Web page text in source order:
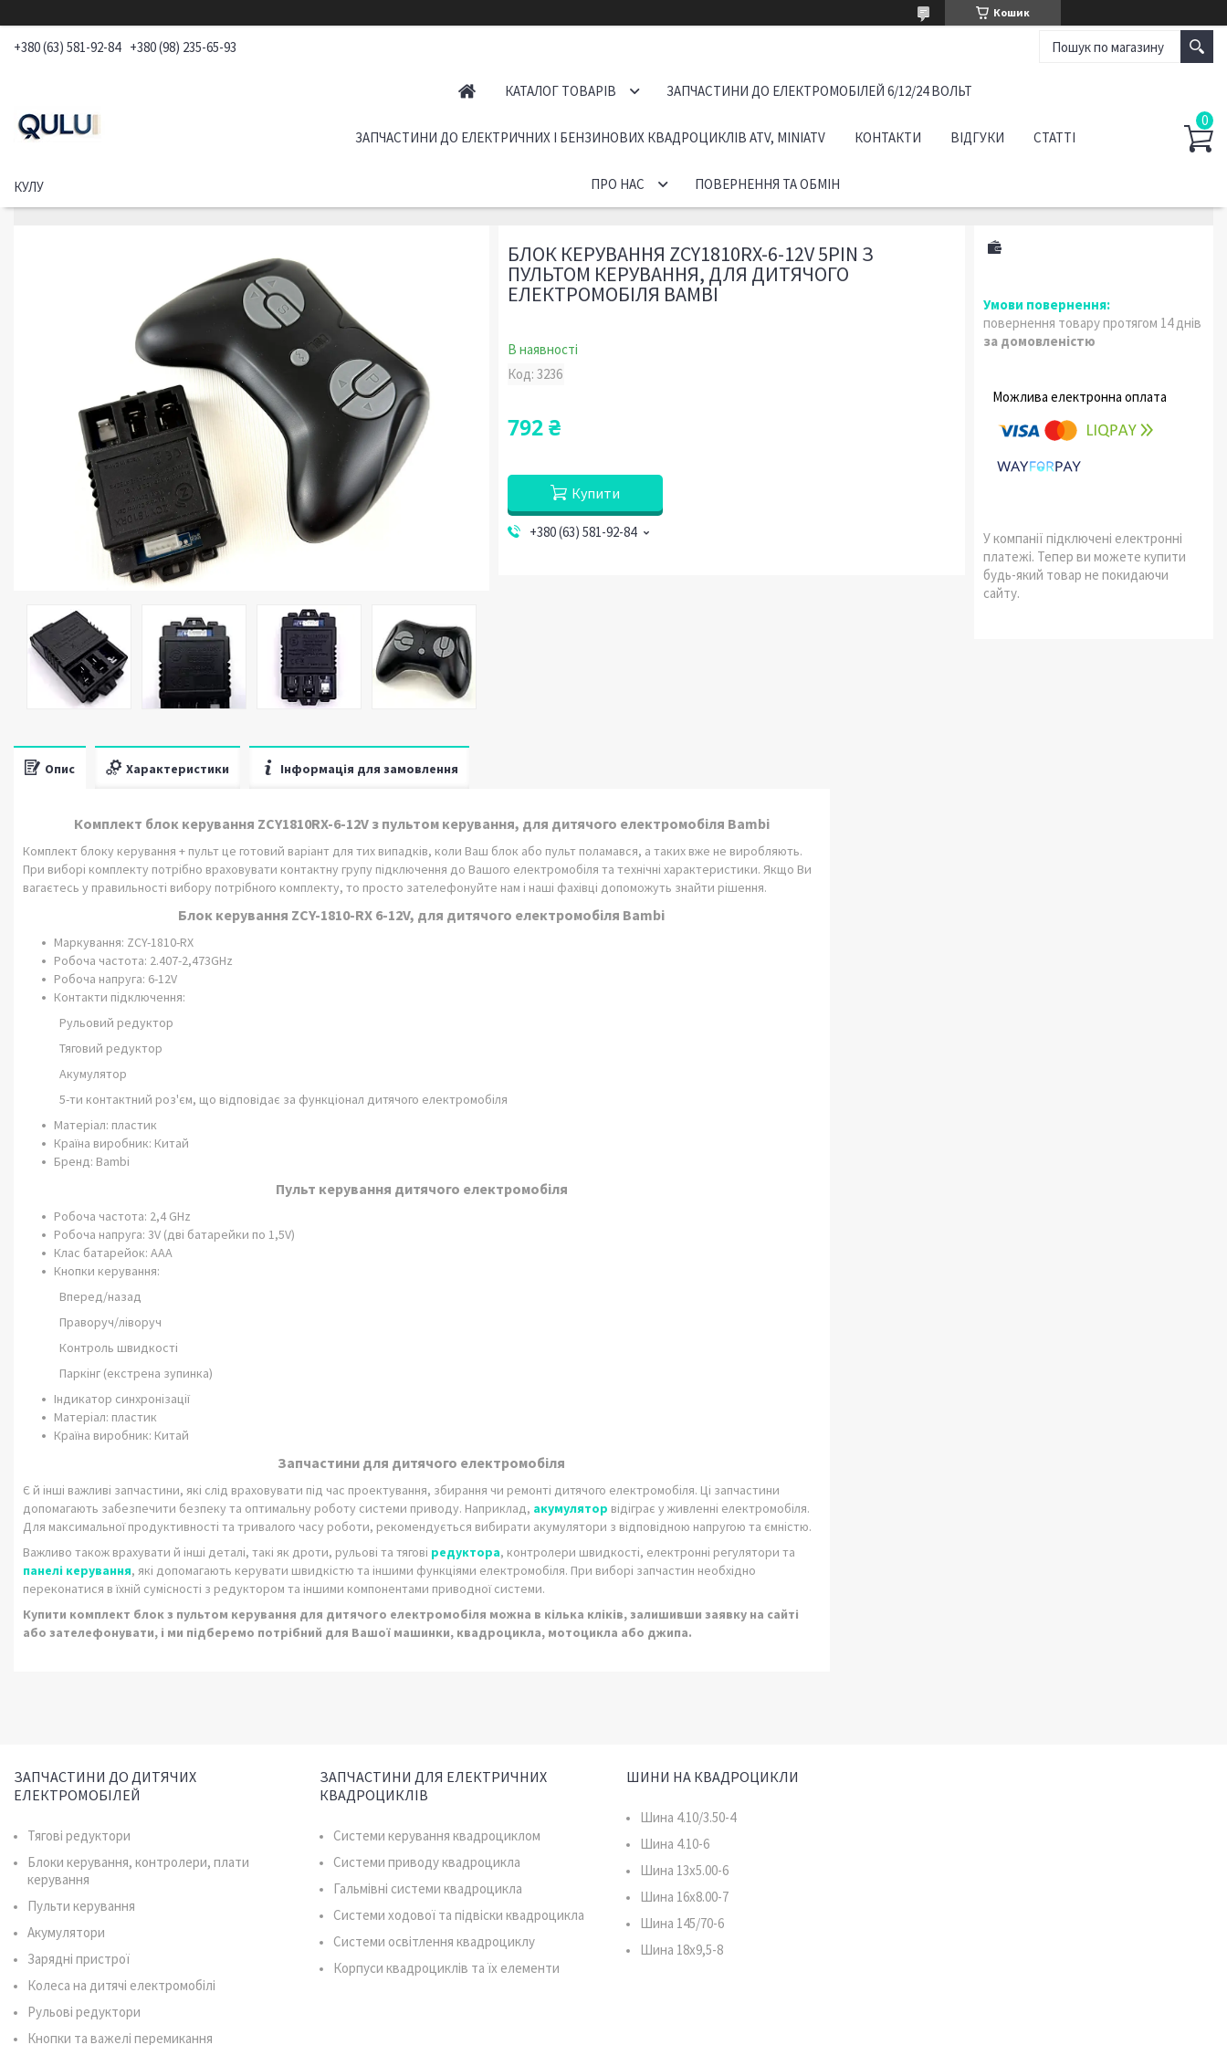
Кошик
+380 (63) 581-92-84 +380 (98) 235-65-93
КУЛУ
КАТАЛОГ ТОВАРІВ ЗАПЧАСТИНИ ДО ЕЛЕКТРОМОБІЛЕЙ 6/12/24 ВОЛЬТ
ЗАПЧАСТИНИ ДО ЕЛЕКТРИЧНИХ І БЕНЗИНОВИХ КВАДРОЦИКЛІВ ATV, MINIATV КОНТАКТИ ВІДГУКИ СТАТТІ
ПРО НАС ПОВЕРНЕННЯ ТА ОБМІН
БЛОК КЕРУВАННЯ ZCY1810RX-6-12V 5PIN З
ПУЛЬТОМ КЕРУВАННЯ, ДЛЯ ДИТЯЧОГО
ЕЛЕКТРОМОБІЛЯ BAMBI
В наявності
Код:3236
792 ₴
Купити
+380 (63) 581-92-84
повернення товару протягом 14 днів
за домовленістю
У компанії підключені електронні
платежі. Тепер ви можете купити
будь-який товар не покидаючи
сайту.
Опис Характеристики Інформація для замовлення
Комплект блок керування ZCY1810RX-6-12V з пультом керування, для дитячого електромобіля Bambi
Комплект блоку керування + пульт це готовий варіант для тих випадків, коли Ваш блок або пульт поламався, а таких вже не виробляють.
При виборі комплекту потрібно враховувати контактну групу підключення до Вашого електромобіля та технічні характеристики. Якщо Ви
вагаєтесь у правильності вибору потрібного комплекту, то просто зателефонуйте нам і наші фахівці допоможуть знайти рішення.
Блок керування ZCY-1810-RX 6-12V, для дитячого електромобіля Bambi
Маркування: ZCY-1810-RX
Робоча частота: 2.407-2,473GHz
Робоча напруга: 6-12V
Контакти підключення:
Рульовий редуктор
Тяговий редуктор
Акумулятор
5-ти контактний роз'єм, що відповідає за функціонал дитячого електромобіля
Матеріал: пластик
Країна виробник: Китай
Бренд: Bambi
Пульт керування дитячого електромобіля
Робоча частота: 2,4 GHz
Робоча напруга: 3V (дві батарейки по 1,5V)
Клас батарейок: ААА
Кнопки керування:
Вперед/назад
Праворуч/ліворуч
Контроль швидкості
Паркінг (екстрена зупинка)
Індикатор синхронізації
Матеріал: пластик
Країна виробник: Китай
Запчастини для дитячого електромобіля
Є й інші важливі запчастини, які слід враховувати під час проектування, збирання чи ремонті дитячого електромобіля. Ці запчастини
допомагають забезпечити безпеку та оптимальну роботу системи приводу. Наприклад, акумулятор відіграє у живленні електромобіля.
Для максимальної продуктивності та тривалого часу роботи, рекомендується вибирати акумулятори з відповідною напругою та ємністю.
Важливо також врахувати й інші деталі, такі як дроти, рульові та тягові редуктора, контролери швидкості, електронні регулятори та
панелі керування, які допомагають керувати швидкістю та іншими функціями електромобіля. При виборі запчастин необхідно
переконатися в їхній сумісності з редуктором та іншими компонентами приводної системи.
Купити комплект блок з пультом керування для дитячого електромобіля можна в кілька кліків, залишивши заявку на сайті
або зателефонувати, і ми підберемо потрібний для Вашої машинки, квадроцикла, мотоцикла або джипа.
ЗАПЧАСТИНИ ДО ДИТЯЧИХ
ЕЛЕКТРОМОБІЛЕЙ
Тягові редуктори
Блоки керування, контролери, плати
керування
Пульти керування
Акумулятори
Зарядні пристрої
Колеса на дитячі електромобілі
Рульові редуктори
Кнопки та важелі перемикання
ЗАПЧАСТИНИ ДЛЯ ЕЛЕКТРИЧНИХ
КВАДРОЦИКЛІВ
Системи керування квадроциклом
Системи приводу квадроцикла
Гальмівні системи квадроцикла
Системи ходової та підвіски квадроцикла
Системи освітлення квадроциклу
Корпуси квадроциклів та їх елементи
ШИНИ НА КВАДРОЦИКЛИ
Шина 4.10/3.50-4
Шина 4.10-6
Шина 13x5.00-6
Шина 16x8.00-7
Шина 145/70-6
Шина 18x9,5-8